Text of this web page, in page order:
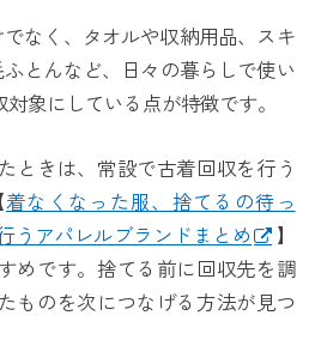
なく、タオルや収納用品、スキ
とんなど、日々の暮らしで使い
象にしている点が特徴です。
ときは、常設で古着回収を行う
着なくなった服、捨てるの待っ
うアパレルブランドまとめ
】
めです。捨てる前に回収先を調
ものを次につなげる方法が見つ